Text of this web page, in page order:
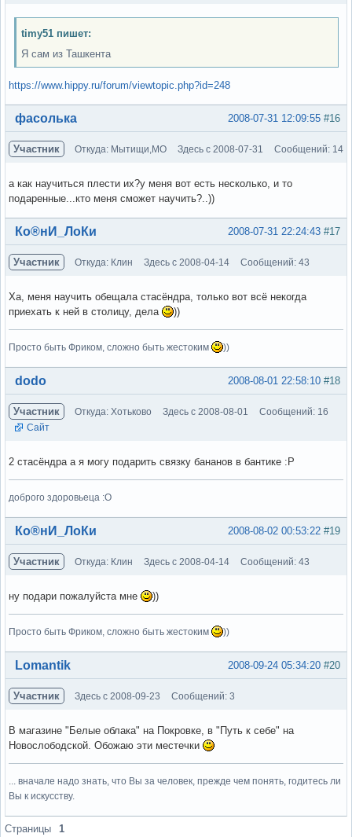
timy51 пишет:
Я сам из Ташкента
https://www.hippy.ru/forum/viewtopic.php?id=248
Вне форума #16
2008-07-31 12:09:55
фасолька
Участник Откуда: Мытищи,МО Здесь с 2008-07-31 Сообщений: 14
а как научиться плести их?у меня вот есть несколько, и то
подаренные...кто меня сможет научить?..))
Вне форума #17
2008-07-31 22:24:43
Ко®нИ_ЛоКи
Участник Откуда: Клин Здесь с 2008-04-14 Сообщений: 43
Ха, меня научить обещала стасёндра, только вот всё некогда
приехать к ней в столицу, дела
))
Просто быть Фриком, сложно быть жестоким ))
Вне форума #18
2008-08-01 22:58:10
dodo
Участник Откуда: Хотьково Здесь с 2008-08-01
Сообщений: 16
Сайт
2 стасёндра а я могу подарить связку бананов в бантике :Р
доброго здоровьеца :О
Вне форума #19
2008-08-02 00:53:22
Ко®нИ_ЛоКи
Участник Откуда: Клин Здесь с 2008-04-14 Сообщений: 43
ну подари пожалуйста мне ))
Просто быть Фриком, сложно быть жестоким ))
Вне форума #20
2008-09-24 05:34:20
Lomantik
Участник Здесь с 2008-09-23 Сообщений: 3
В магазине "Белые облака" на Покровке, в "Путь к себе" на
Новослободской. Обожаю эти местечки
... вначале надо знать, что Вы за человек, прежде чем понять, годитесь ли
Вы к искусству.
Вне форума
Страницы 1